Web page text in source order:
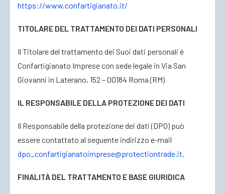
ACCEDI
https://www.confartigianato.it/
TITOLARE DEL TRATTAMENTO DEI DATI PERSONALI
Il Titolare del trattamento dei Suoi dati personali è
Confartigianato Imprese con sede legale in Via San
Giovanni in Laterano, 152 – 00184 Roma (RM)
IL RESPONSABILE DELLA PROTEZIONE DEI DATI
Il Responsabile della protezione dei dati (DPO) può
essere contattato al seguente indirizzo e-mail
dpo_confartigianatoimprese@protectiontrade.it.
FINALITÀ DEL TRATTAMENTO E BASE GIURIDICA